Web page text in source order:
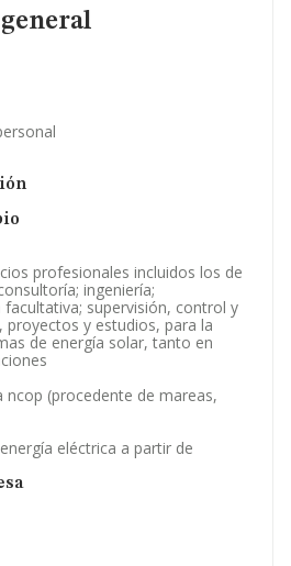
profesionales incluidos los de
ingeniería;
supervisión, control y
y estudios, para la
de energía solar, tanto en
ncop (procedente de mareas,
eléctrica a partir de
registral complementaria.